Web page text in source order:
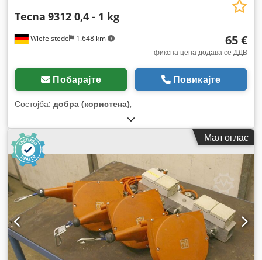
Wiefelstede 1.648 km
Tecna 9312 0,4 - 1 kg
65 €
фиксна цена додава се ДДВ
Побарајте Повикајте
Состојба: добра (користена),
Мал оглас